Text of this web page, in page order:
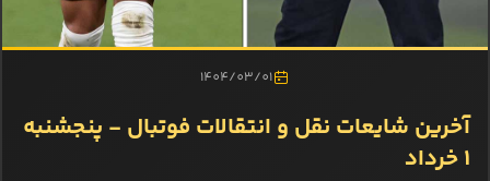
1404/03/01
آخرین شایعات نقل و انتقالات فوتبال - پنجشنبه
1 خرداد